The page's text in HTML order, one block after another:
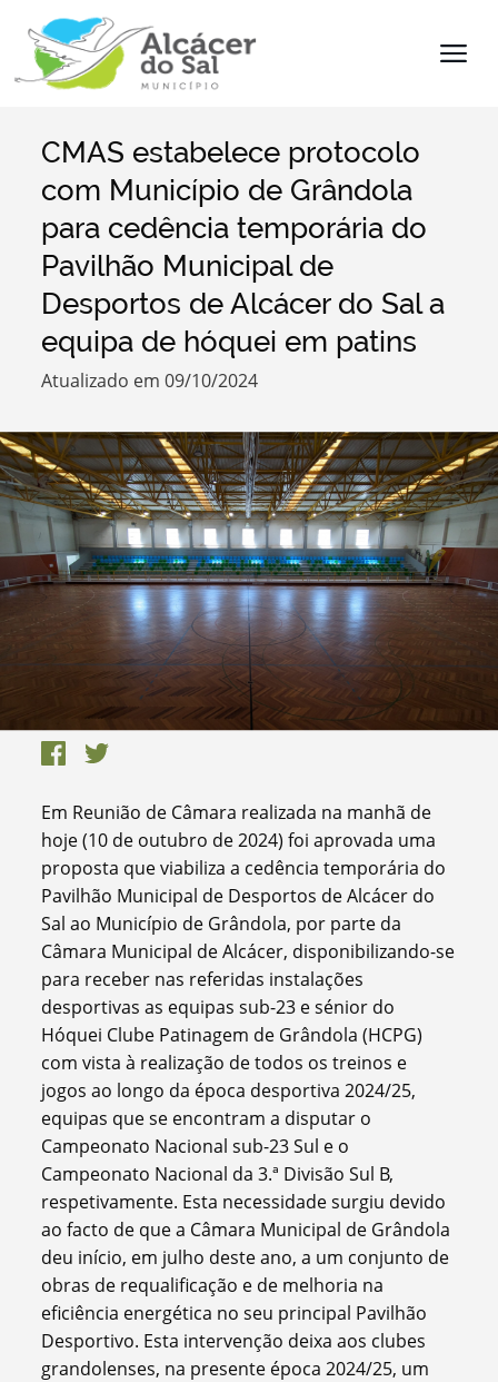
Termo de Pesquisa
Categorias
Filtros
CMAS estabelece protocolo
com Município de Grândola
para cedência temporária do
Pavilhão Municipal de
Desportos de Alcácer do Sal a
equipa de hóquei em patins
Atualizado em 09/10/2024
Em Reunião de Câmara realizada na manhã de
hoje (10 de outubro de 2024) foi aprovada uma
proposta que viabiliza a cedência temporária do
Pavilhão Municipal de Desportos de Alcácer do
Sal ao Município de Grândola, por parte da
Câmara Municipal de Alcácer, disponibilizando-se
para receber nas referidas instalações
desportivas as equipas sub-23 e sénior do
Hóquei Clube Patinagem de Grândola (HCPG)
com vista à realização de todos os treinos e
jogos ao longo da época desportiva 2024/25,
equipas que se encontram a disputar o
Campeonato Nacional sub-23 Sul e o
Campeonato Nacional da 3.ª Divisão Sul B,
respetivamente. Esta necessidade surgiu devido
ao facto de que a Câmara Municipal de Grândola
deu início, em julho deste ano, a um conjunto de
obras de requalificação e de melhoria na
eficiência energética no seu principal Pavilhão
Desportivo. Esta intervenção deixa aos clubes
grandolenses, na presente época 2024/25, um